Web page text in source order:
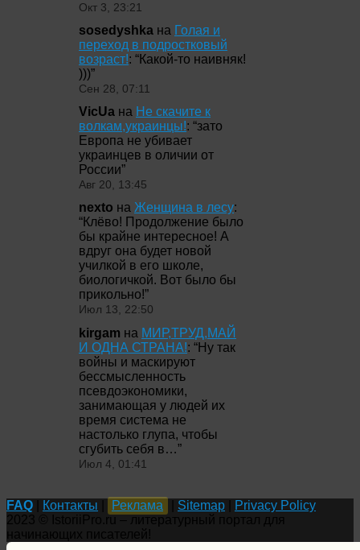
Окт 3, 23:21
sosedyshka на Голая и
переход в подростковый
возраст!: “Какой-то наивняк!
)))”
Сен 28, 07:11
VicUa на Не скачите к
волкам,украинцы!: “зато
Европа не убивает
украинцев в оличии от
России”
Авг 20, 13:45
nexto на Женщина в лесу:
“Клёво! Продолжение было
бы крайне интересное! А
вдруг она будет новой
училкой в его школе,
биологичкой. Вот было бы
прикольно!”
Июл 13, 22:50
kirgam на МИР,ТРУД,МАЙ
И ОДНА СТРАНА!: “Ну так
войны и маскируют
бессмысленность
псевдоэкономики,
занимающая у людей их
время система не
настолько глупа, чтобы
сгубить себя в…”
Июл 4, 01:41
FAQ Контакты Реклама Sitemap
Privacy Policy